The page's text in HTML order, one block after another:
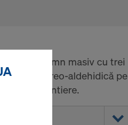
din lemn masiv cu trei
ureo-aldehidică pe
în șantiere.